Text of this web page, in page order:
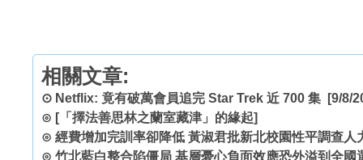
相關文章:
⊙ Netflix: 竟有破萬會員追完 Star Trek 近 700 集 [9/8/
⊙ [「擇法善思林之蘭室藏津」的緣起]
⊙ 經費增加完訓率卻降低 黃淑君批新北校園性平調查人
⊙ 竹北藍白整合陷僵局 基層憂心負面效應恐外溢到全國